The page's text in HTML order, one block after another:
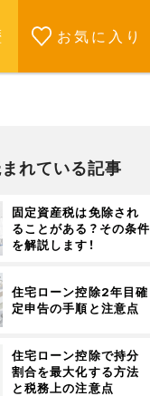
お気に入り
れている記事
固定資産税は免除され
ることがある？その条件
を解説します！
住宅ローン控除2年目確
定申告の手順と注意点
住宅ローン控除で持分
割合を最大化する方法
と税務上の注意点